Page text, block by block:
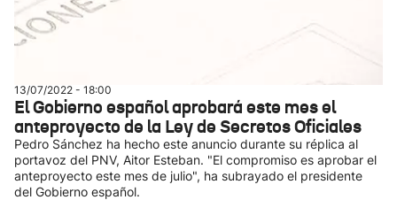
13/07/2022 - 18:00
El Gobierno español aprobará este mes el
anteproyecto de la Ley de Secretos Oficiales
Pedro Sánchez ha hecho este anuncio durante su réplica al
portavoz del PNV, Aitor Esteban. "El compromiso es aprobar el
anteproyecto este mes de julio", ha subrayado el presidente
del Gobierno español.